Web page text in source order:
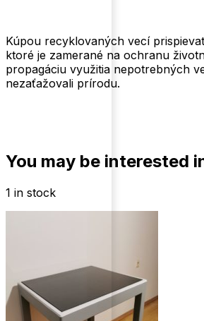
Kúpou recyklovaných vecí
ktoré je zamerané na ochranu
propagáciu využitia nepotrebných
nezaťažovali prírodu.
You may be interested
1 in stock